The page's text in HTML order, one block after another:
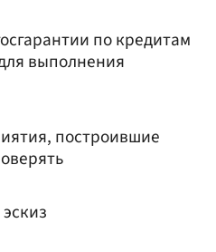
по кредитам
выполнения
построившие